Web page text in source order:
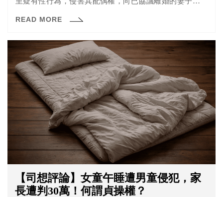
偶權在法律上根本不存在，不應強以民法侵權行為法介入
READ MORE
【司想評論】女童午睡遭男童侵犯，家
長遭判30萬！何謂貞操權？